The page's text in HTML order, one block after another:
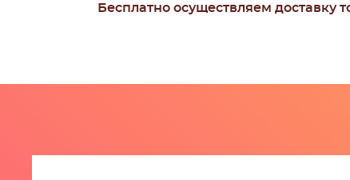
Бесплатно осуществляем доставку